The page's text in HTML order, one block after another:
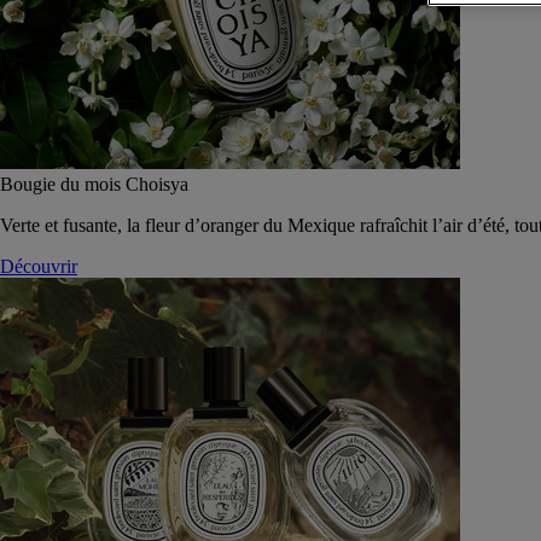
Bougie du mois Choisya
Verte et fusante, la fleur d’oranger du Mexique rafraîchit l’air d’été,
Découvrir